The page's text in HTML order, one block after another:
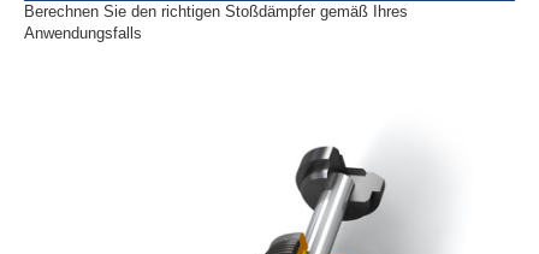
Berechnen Sie den richtigen Stoßdämpfer gemäß Ihres
Anwendungsfalls